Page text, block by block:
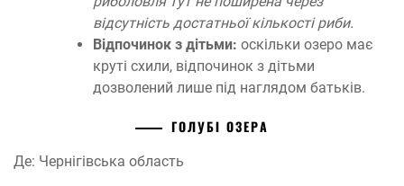
відсутність достатньої кількості риби.
Відпочинок з дітьми: оскільки озеро має
круті схили, відпочинок з дітьми
дозволений лише під наглядом батьків.
ГОЛУБІ ОЗЕРА
Де: Чернігівська область